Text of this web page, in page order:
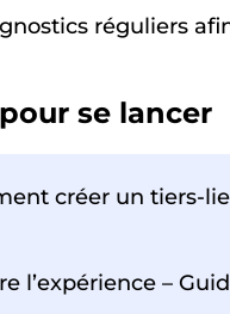
réguliers
se lancer
créer un tiers-
l’expérience –